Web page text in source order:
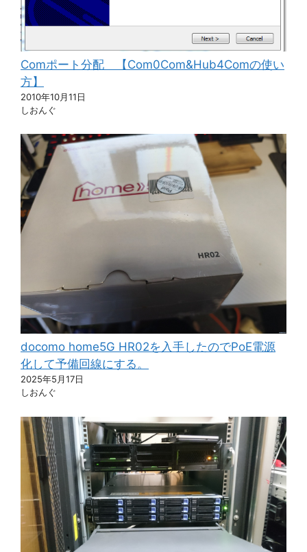
Comポート分配 【Com0Com&Hub4Comの使い
方】
2010年10月11日
しおんぐ
docomo home5G HR02を入手したのでPoE電源
化して予備回線にする。
2025年5月17日
しおんぐ